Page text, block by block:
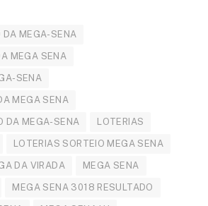
DA MEGA-SENA
MEGA SENA
SENA
MEGA SENA
DA MEGA-SENA LOTERIAS
LOTERIAS SORTEIO MEGA SENA
DA VIRADA MEGA SENA
MEGA SENA 3018 RESULTADO